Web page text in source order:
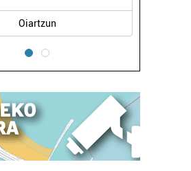
Oiartzun